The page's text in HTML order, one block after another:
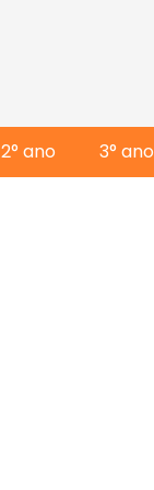
2° ano 3° ano